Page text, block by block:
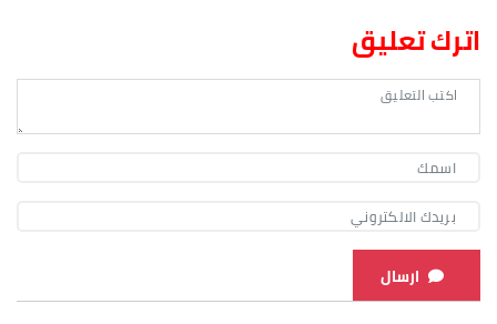
اترك تعليق
ارسال